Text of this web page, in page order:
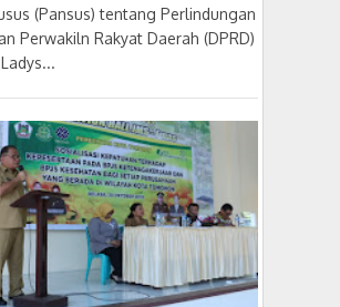
(Pansus) tentang Perlindungan
Perwakiln Rakyat Daerah (DPRD)